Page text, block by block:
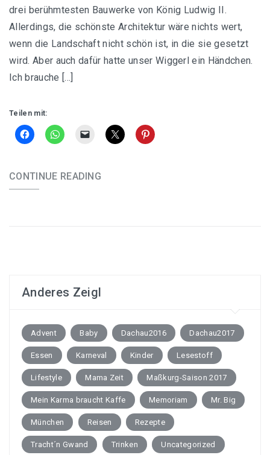
drei berühmtesten Bauwerke von König Ludwig II.
Allerdings, die schönste Architektur wäre nichts wert,
wenn die Landschaft nicht schön ist, in die sie gesetzt
wird. Aber auch dafür hatte unser Wiggerl ein Händchen.
Ich brauche […]
Teilen mit:
CONTINUE READING
Anderes Zeigl
Advent Baby Dachau2016 Dachau2017
Essen Karneval Kinder Lesestoff
Lifestyle Mama Zeit Maßkurg-Saison 2017
Mein Karma braucht Kaffe Memoriam Mr. Big
München Reisen Rezepte
Tracht´n Gwand Trinken Uncategorized